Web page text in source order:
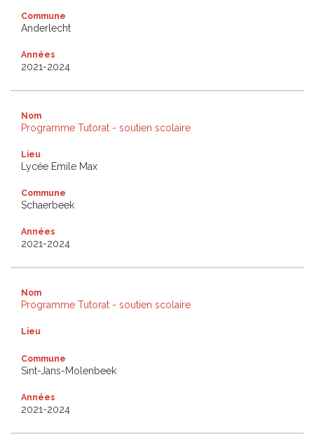
Commune
Anderlecht
Années
2021-2024
Nom
Programme Tutorat - soutien scolaire
Lieu
Lycée Emile Max
Commune
Schaerbeek
Années
2021-2024
Nom
Programme Tutorat - soutien scolaire
Lieu
Commune
Sint-Jans-Molenbeek
Années
2021-2024